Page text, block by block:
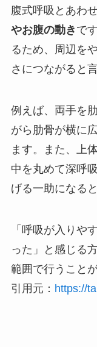
腹式呼吸とあわ
やお腹の動き で
るため、周辺を
さにつながると
例えば、両手を
がら肋骨が横に
ます。また、上
中を丸めて深呼
げる一助になる
「呼吸が入りや
った」と感じる
範囲で行うこと
引用元： https://